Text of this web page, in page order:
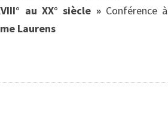
au XX° siècle »Conférence à
Laurens